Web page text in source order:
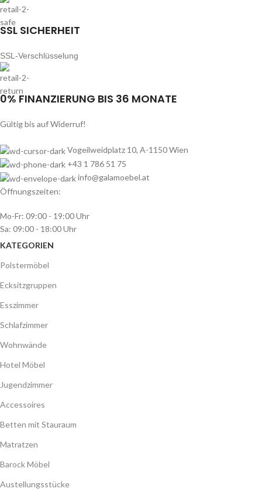
SSL SICHERHEIT
SSL-Verschlüsselung
0% FINANZIERUNG BIS 36 MONATE
Gültig bis auf Widerruf!
Vogeilweidplatz 10, A-1150 Wien
+43 1 786 51 75
info@galamoebel.at
Öffnungszeiten:
Mo-Fr: 09:00 - 19:00 Uhr
Sa: 09:00 - 18:00 Uhr
KATEGORIEN
Polstermöbel
Ecksitzgruppen
Esszimmer
Schlafzimmer
Wohnwände
Hotel Möbel
Jugendzimmer
Accessoires
Betten mit Stauraum
Matratzen
Barock Möbel
Austellungsstücke